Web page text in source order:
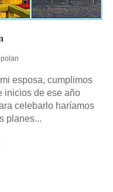
esposa, cumplimos
inicios de ese año
celebarlo haríamos
planes...